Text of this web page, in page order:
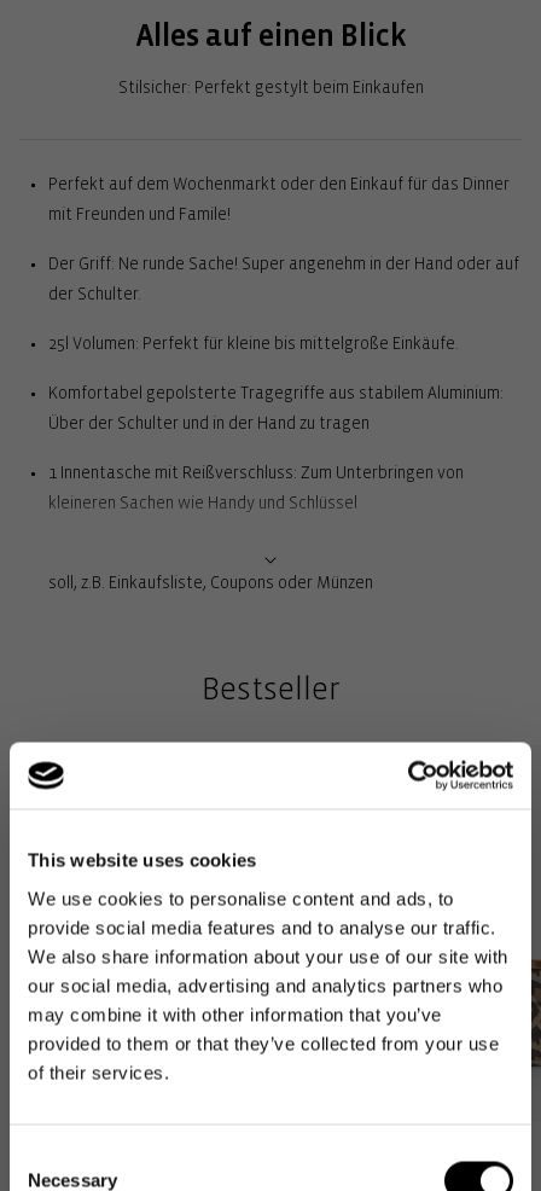
This website uses cookies
We use cookies to personalise content and ads, to
provide social media features and to analyse our traffic.
We also share information about your use of our site with
our social media, advertising and analytics partners who
may combine it with other information that you’ve
provided to them or that they’ve collected from your use
of their services.
Selection
Necessary
Alles auf einen Blick
Stilsicher: Perfekt gestylt beim Einkaufen
Perfekt auf dem Wochenmarkt oder den Einkauf für das Dinner
mit Freunden und Famile!
Der Griff: Ne runde Sache! Super angenehm in der Hand oder auf
der Schulter.
25l Volumen: Perfekt für kleine bis mittelgroße Einkäufe.
Komfortabel gepolsterte Tragegriffe aus stabilem Aluminium:
Über der Schulter und in der Hand zu tragen
1 Innentasche mit Reißverschluss: Zum Unterbringen von
kleineren Sachen wie Handy und Schlüssel
soll, z.B. Einkaufsliste, Coupons oder Münzen
Bestseller